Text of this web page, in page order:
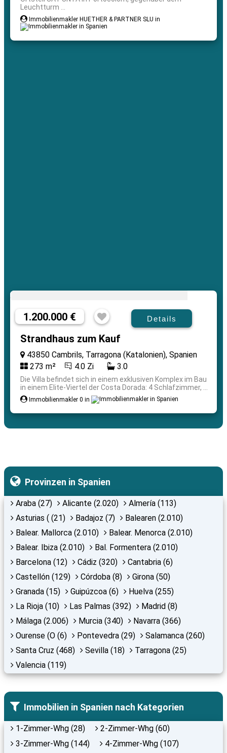
Leuchtturm ...
Immobilienmakler HUETHER & PARTNER SLU in
1.200.000 € Details
Strandhaus zum Kauf
43850 Cambrils, Tarragona (Katalonien), Spanien
273 m²
4.0 Zi 3.0
Die Villa befindet sich in einem exklusiven Komplex im Bau
in einem Elite-Viertel der Costa Dorada: 4 Schlafzimmer, ...
Immobilienmakler 0 in
Provinzen in Spanien
Araba (27) Alicante (2.020)
Almería (113)
Asturias ( (21)
Badajoz (7)
Balearen (2.010)
Balear. Mallorca (2.010)
Balear. Menorca (2.010)
Balear. Ibiza (2.010)
Bal. Formentera (2.010)
Barcelona (12)
Cádiz (320)
Cantabria (6)
Castellón (129)
Córdoba (8)
Girona (50)
Granada (15)
Guipúzcoa (6)
Huelva (255)
La Rioja (10)
Las Palmas (392)
Madrid (8)
Málaga (2.006)
Murcia (340)
Navarra (366)
Ourense (O (6)
Pontevedra (29)
Salamanca (260)
Santa Cruz (468)
Sevilla (18)
Tarragona (25)
Valencia (119)
Immobilien in Spanien nach Kategorien
1-Zimmer-Whg (28)
2-Zimmer-Whg (60)
3-Zimmer-Whg (144)
4-Zimmer-Whg (107)